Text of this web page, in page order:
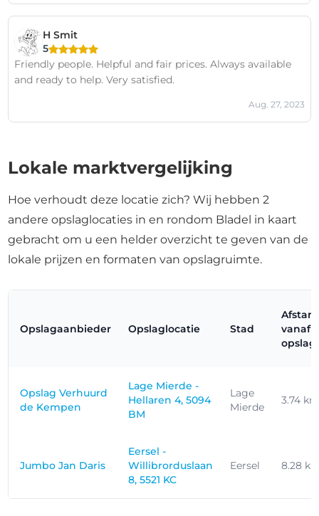
H Smit
5
Friendly people. Helpful and fair prices. Always available
and ready to help. Very satisfied.
Aug. 27, 2023
Lokale marktvergelijking
Hoe verhoudt deze locatie zich? Wij hebben 2
andere opslaglocaties in en rondom Bladel in kaart
gebracht om u een helder overzicht te geven van de
lokale prijzen en formaten van opslagruimte.
Opslagaanbieder Opslaglocatie Stad
vanaf
Opslag Verhuurd
de Kempen
Lage Mierde -
Hellaren 4, 5094
BM
Lage
Mierde
3.74
Jumbo Jan Daris
Eersel -
Willibrorduslaan
8, 5521 KC
Eersel 8.28